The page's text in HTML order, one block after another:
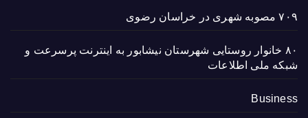
۷۰۹ مصوبه شهری در خراسان رضوی
۸۰ خانوار روستایی شهرستان نیشابور به اینترنت پرسرعت و
شبکه ملی اطلاعات
Business